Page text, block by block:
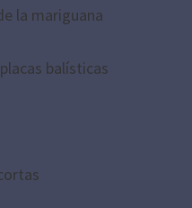
la mariguana
balísticas